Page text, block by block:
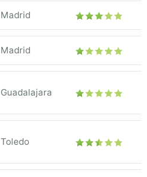
Madrid
Madrid
Guadalajara
Toledo